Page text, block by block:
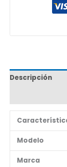
Descripción
Modelo
Marca